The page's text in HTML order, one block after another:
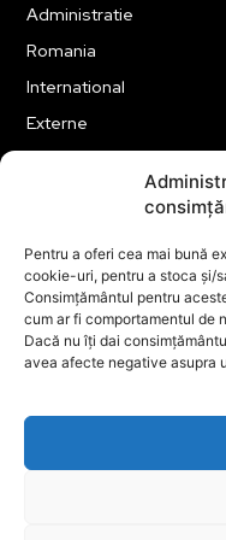
Pentru a oferi cea mai bună
cookie-uri, pentru a stoca și/
Consimțământul pentru
cum ar fi comportamentul de
Dacă nu îți dai
avea afecte negative asupra
Administratie
Romania
International
Externe
Financiar
ABUZURI
Social
Cultura